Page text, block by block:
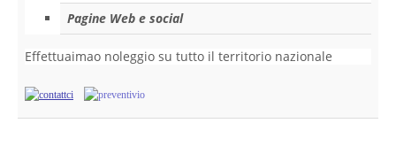
Prevenzione Frode
Security Management
Pagine Web e social
Effettuaimao noleggio su tutto il territorio nazionale